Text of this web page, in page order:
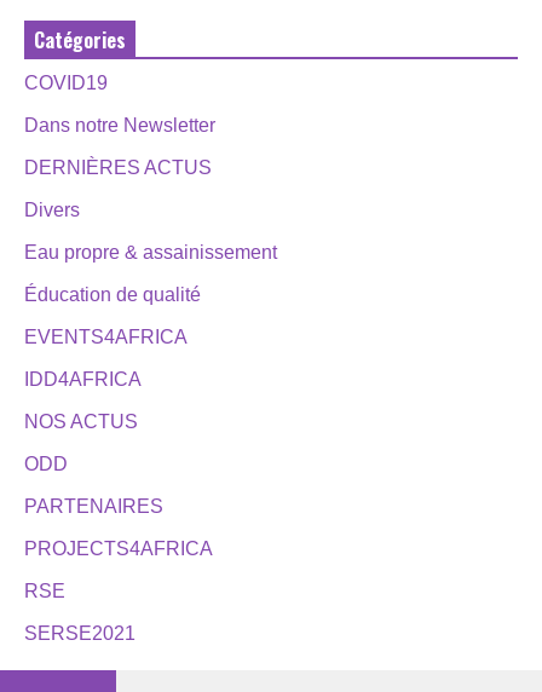
Catégories
COVID19
Dans notre Newsletter
DERNIÈRES ACTUS
Divers
Eau propre & assainissement
Éducation de qualité
EVENTS4AFRICA
IDD4AFRICA
NOS ACTUS
ODD
PARTENAIRES
PROJECTS4AFRICA
RSE
SERSE2021